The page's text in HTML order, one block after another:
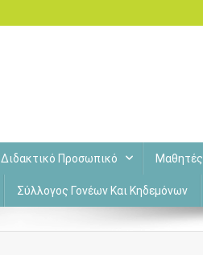
Διδακτικό Προσωπικό Μαθητές
Σύλλογος Γονέων Και Κηδεμόνων